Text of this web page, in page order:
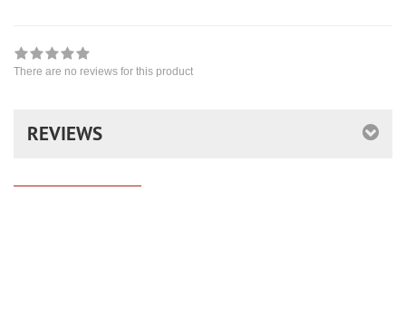
There are no reviews for this product
REVIEWS